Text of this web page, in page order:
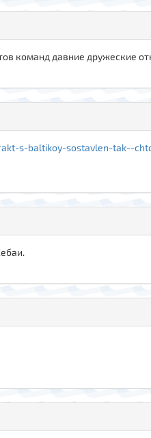
команд давние дружеские
s-baltikoy-sostavlen-tak--